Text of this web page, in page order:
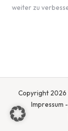
weiter zu
Copyright 2026
Impressum -